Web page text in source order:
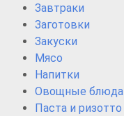
Завтраки
Заготовки
Закуски
Мясо
Напитки
Овощные блюда
Паста и ризотто